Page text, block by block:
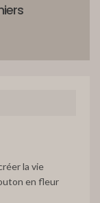
la vie
en fleur